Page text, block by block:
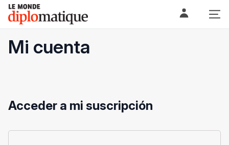
Skip
content
Le monde diplomatique
Mi cuenta
Acceder a mi suscripción